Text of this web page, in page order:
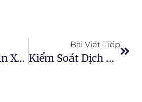
Quy Trình Sản Xuất Phân Bón Thay Đổi Cuộc Chơi
Bài Viết Tiếp
Kiểm Soát Dịch Hại Tự Nhiên Trong Hệ Thống Trang Trại Hữu Cơ